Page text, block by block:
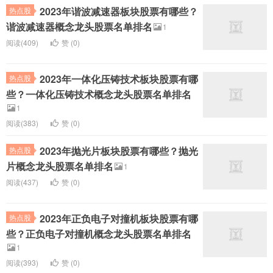
热点股
2023年谐波减速器板块股票有哪些？
谐波减速器概念龙头股票名单排名
1
阅读(409)
赞 (0)
热点股
2023年一体化压铸技术板块股票有哪
些？一体化压铸技术概念龙头股票名单排名
1
阅读(383)
赞 (0)
热点股
2023年抛光片板块股票有哪些？抛光
片概念龙头股票名单排名
1
阅读(437)
赞 (0)
热点股
2023年正负电子对撞机板块股票有哪
些？正负电子对撞机概念龙头股票名单排名
1
阅读(393)
赞 (0)